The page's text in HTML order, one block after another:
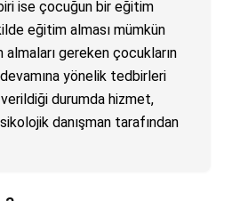
ise çocuğun bir eğitim
eğitim alması mümkün
gereken çocukların
yönelik tedbirleri
durumda hizmet,
danışman tarafından